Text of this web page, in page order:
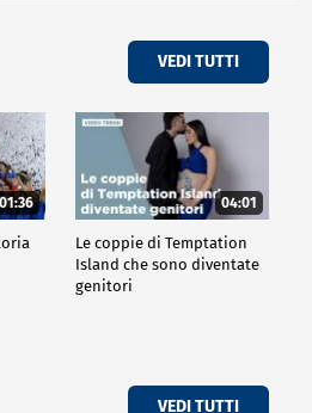
VEDI TUTTI
01:36 04:01
Le coppie di Temptation
Island che sono diventate
genitori
VEDI TUTTI